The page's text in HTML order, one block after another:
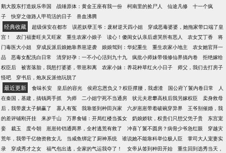
鹅大股东打造娱乐帝国
战锤原体：黄金王座有我一份 柯南里的捡尸人 仙途凡修
十一个疯
子
快穿之做路人甲苟活的日子 兽血沸腾
经典收藏 超级保安在都市 误惹妖孽王爷：废材逆天四小姐
穿成恶毒婆婆，她拖家带口端了皇
宫！
农门福妻旺夫又旺家 重生农家小娘子 读心！傻闺女认亲后虐哭所有恶人 农女艾丁香
将
门毒医大小姐
穿成反派后娘她靠养崽逆袭 娘娘驾到：华妃重生 重生农家小地主
农女她官拜一
品
恶毒女配洗白日常 清穿好孕：一不小心活到九十九 疯批小师妹带领修仙界搞内卷
拒绝嫁给
权臣后
被害落胎，我怒打婆婆，带崽和离 农家小妹：养花种草红火小日子
师父，我们去打房子
怪吧
穿书后，炮灰反派他玩脱了
最近更新 食味长安 皇后的容光 侯府忘恩负义？权臣撑腰，我虐渣 国公府丫鬟内卷日常
人
在秦国，基建，搞钱两手抓
为师 二小姐宁死不当通房 状元夫君攀高枝后我另嫁权臣
卖身救母
后，我带废太子躺赢了
寡人有冤 我靠签到种田兴家 六岁崽崽带着破碗穿异界
王爷别催婚，我
的差评铺刚开挂
来岁千山 万界食铺：开局红楼当孤女 奶娘娇软，权贵们只想父凭子贵
东宫宠
妾
裁玉 度今朝 崽崽铃铛通两界，全村逃荒有救了 冲喜丫鬟不圆房？病骨少爷急红眼
穿越灾
荒年，我带千亿物资救女儿
当咸鱼绑定了厨神系统 谁说她不能靠科举位极人臣
掌司大人宠妻实
录
穿成秀才之女 福气包出逃，全家的气运我夺了！ 女帝从签到种田开始
重生回到选秀当天，